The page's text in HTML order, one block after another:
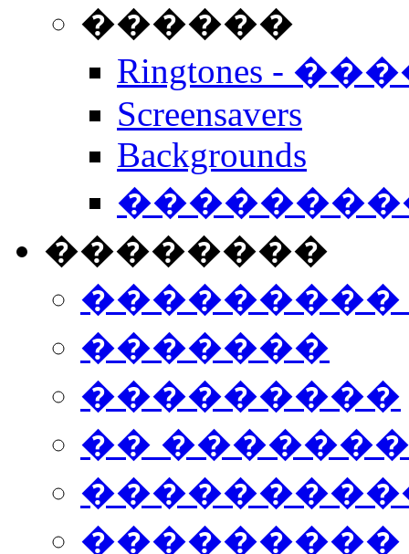
������
Ringtones -
Screensavers
Backgrounds
��������
���������
�������
���������
��
���������